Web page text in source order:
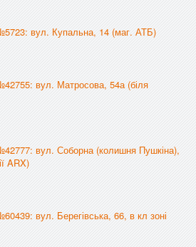
вул. Купальна, 14 (маг. АТБ)
вул. Матросова, 54а (біля
вул. Соборна (колишня Пушкіна),
ARX)
вул. Берегівська, 66, в кл зоні